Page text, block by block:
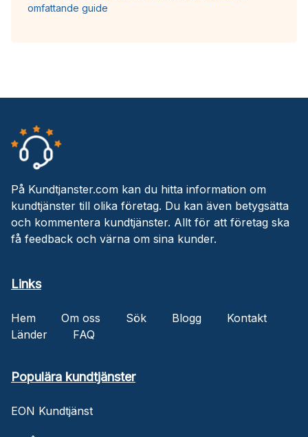
omfattande guide
På Kundtjanster.com kan du hitta information om
kundtjänster till olika företag. Du kan även betygsätta
och kommentera kundtjänster. Allt för att företag ska
få feedback och värna om sina kunder.
Links
Hem Om oss Sök Blogg
Kontakt
Länder
FAQ
Populära kundtjänster
EON Kundtjänst